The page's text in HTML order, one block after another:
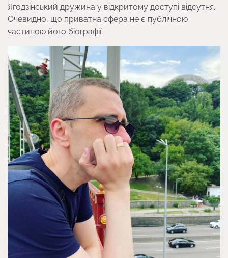
Ягодзінський дружина у відкритому доступі відсутня.
Очевидно, що приватна сфера не є публічною
частиною його біографії.